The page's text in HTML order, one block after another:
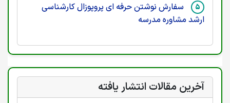
سفارش نوشتن حرفه ای پروپوزال کارشناسی
ارشد مشاوره مدرسه
آخرین مقالات انتشار یافته